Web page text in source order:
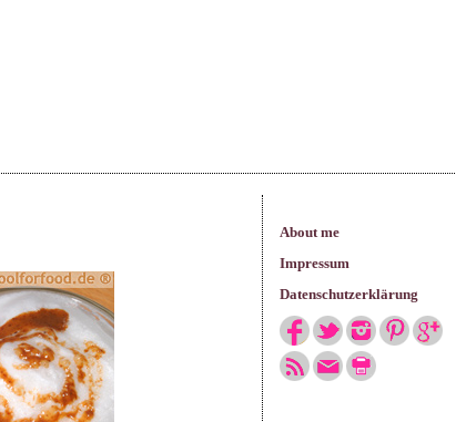
About me
Impressum
Datenschutzerklärung